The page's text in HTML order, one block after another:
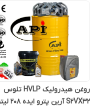
روغن هیدرولیک HVLP تلوس
S2VX32 آرین پترو ایده 208 لیتری